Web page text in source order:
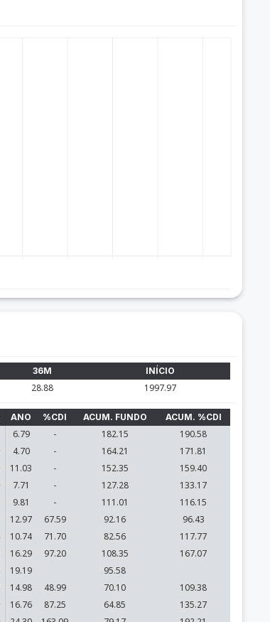
36M INÍCIO
28.88 1997.97
ANO %CDI ACUM. FUNDO
ACUM. %CDI
6.79 - 182.15 190.58
4.70 - 164.21 171.81
11.03 - 152.35 159.40
7.71 - 127.28 133.17
9.81 - 111.01 116.15
12.97 67.59 92.16 96.43
10.74 71.70 82.56 117.77
16.29 97.20 108.35 167.07
19.19 95.58
14.98 48.99 70.10 109.38
16.76 87.25 64.85 135.27